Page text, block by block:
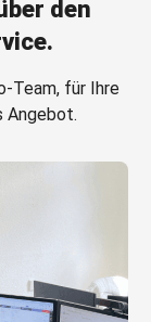
den
Team, für Ihre
Angebot.